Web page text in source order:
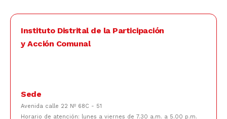
Instituto Distrital de la Participación
y Acción Comunal
Sede
Avenida calle 22 Nº 68C - 51
Horario de atención: lunes a viernes de 7.30 a.m. a 5.00 p.m.